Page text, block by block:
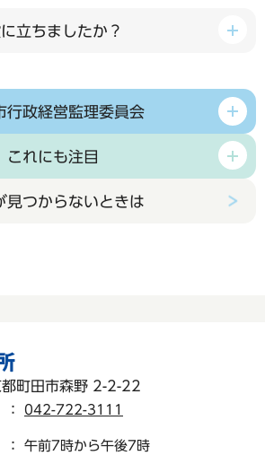
立ちましたか？
行政経営監理委員会
これにも注目
見つからないときは
町田市森野 2-2-22
： 042-722-3111
： 午前7時から午後7時